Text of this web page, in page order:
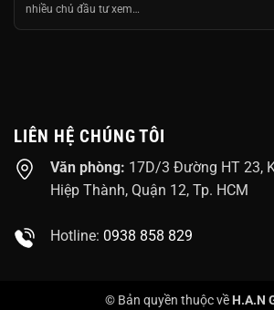
nhiều chủ đầu tư xem…
LIÊN HỆ CHÚNG TÔI
Văn phòng: 17D/3 Đường HT 23,
Hiệp Thành, Quận 12, Tp. HCM
Hotline: 0938 858 829
© Bản quyền thuộc về H.A.N